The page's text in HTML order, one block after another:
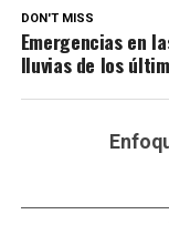
DON'T MISS
Emergencias en
lluvias de los